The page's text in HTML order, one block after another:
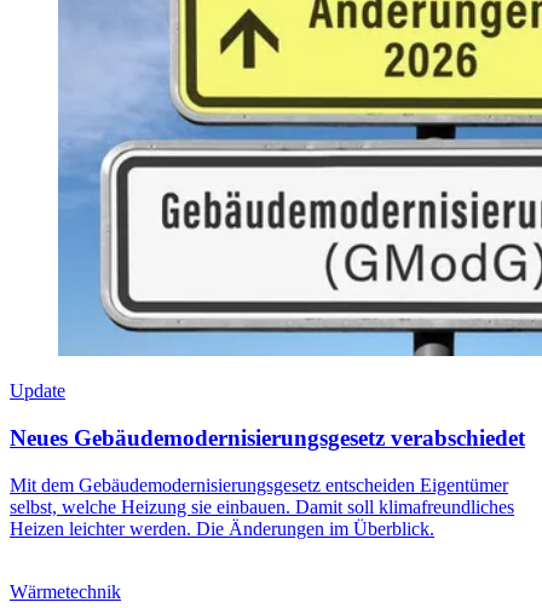
Update
Neues Gebäudemodernisierungsgesetz verabschiedet
Mit dem Gebäudemodernisierungsgesetz entscheiden Eigentümer
selbst, welche Heizung sie einbauen. Damit soll klimafreundliches
Heizen leichter werden. Die Änderungen im Überblick.
Wärmetechnik